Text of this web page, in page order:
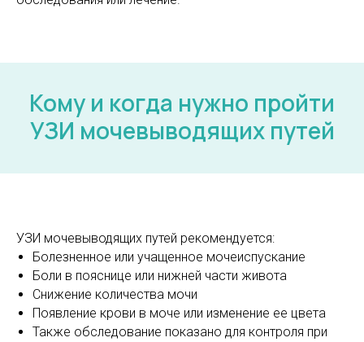
Кому и когда нужно пройти
УЗИ мочевыводящих путей
УЗИ мочевыводящих путей рекомендуется:
Болезненное или учащенное мочеиспускание
Боли в пояснице или нижней части живота
Снижение количества мочи
Появление крови в моче или изменение ее цвета
Также обследование показано для контроля при